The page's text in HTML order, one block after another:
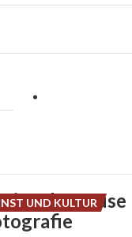
UND KULTUR